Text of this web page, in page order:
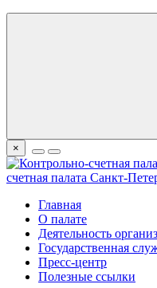
×
счетная палата Санкт-
Главная
О палате
Деятельность
Государственная
Пресс-центр
Полезные ссылки